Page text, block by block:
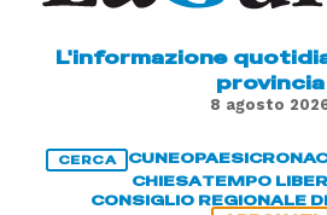
L'informazione
provincia
8 agosto
CERCA CUNEOPAESI
CHIESATEMPO
CONSIGLIO REGIONALE